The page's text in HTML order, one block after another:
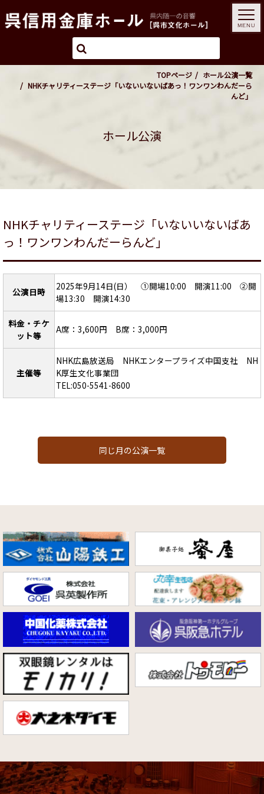
TOPページ
ホール公演一覧
NHKチャリティーステージ「いないいないばあっ！ワンワンわんだーら
んど」
ホール公演
NHKチャリティーステージ「いないいないばあ
っ！ワンワンわんだーらんど」
公演日時
2025年9月14日(日） ①開場10:00 開演11:00 ②開
場13:30 開演14:30
料金・チケ
ット等
A席：3,600円 B席：3,000円
主催等
NHK広島放送局 NHKエンタープライズ中国支社 NH
K厚生文化事業団
TEL:050-5541-8600
同じ月の公演一覧
MENU